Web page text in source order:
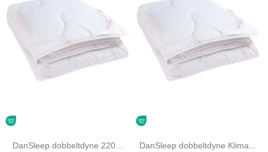
DanSleep dobbeltdyne 220...
DanSleep dobbeltdyne Klima...